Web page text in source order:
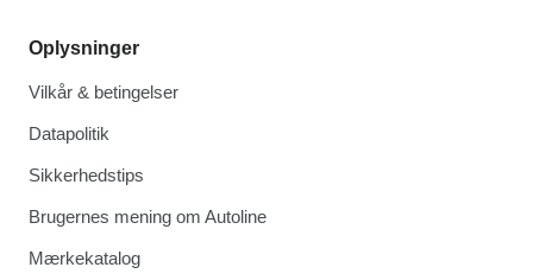
Oplysninger
Vilkår & betingelser
Datapolitik
Sikkerhedstips
Brugernes mening om Autoline
Mærkekatalog